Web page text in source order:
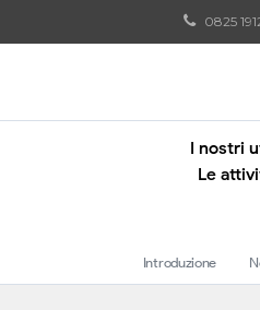
0825
I nostri
Le
Introduzione